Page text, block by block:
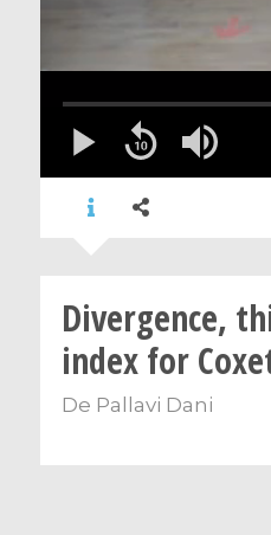
Divergence,
index for
De Pallavi Dani